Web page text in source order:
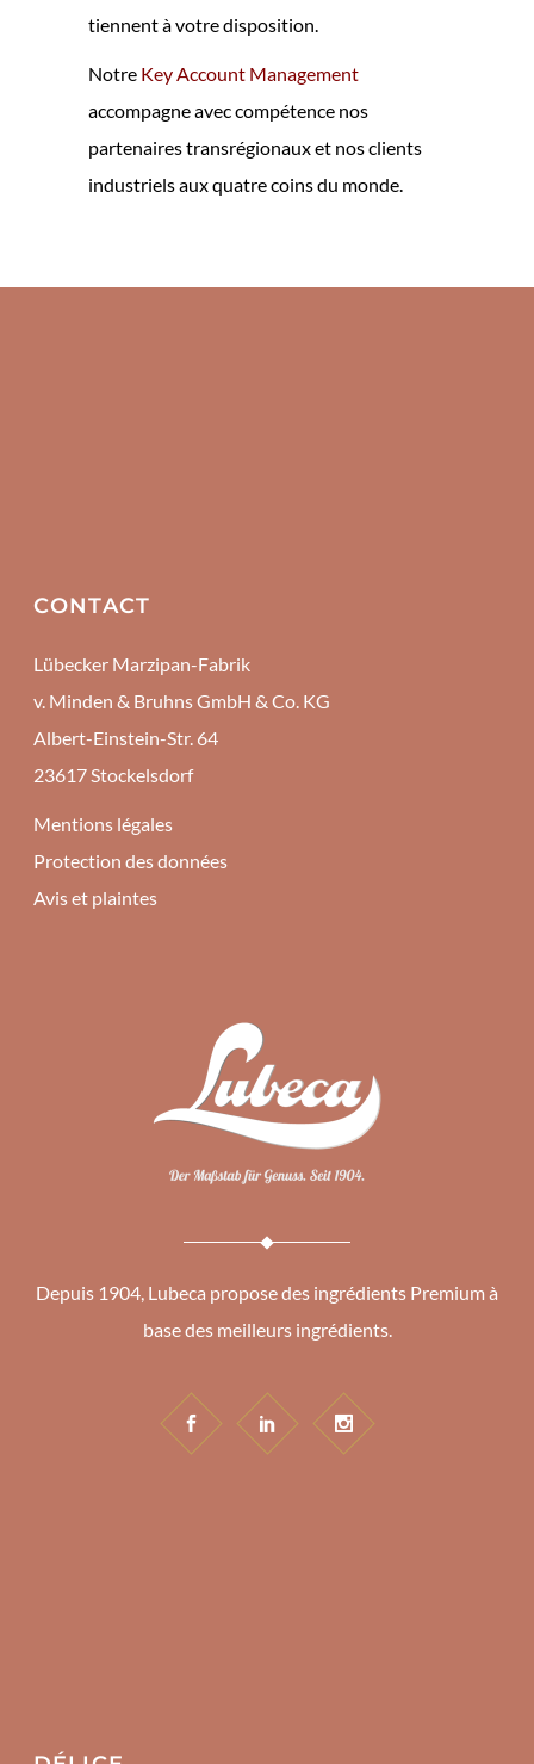
tiennent à votre disposition.
Notre Key Account Management
accompagne avec compétence nos
partenaires transrégionaux et nos clients
industriels aux quatre coins du monde.
CONTACT
Lübecker Marzipan-Fabrik
v. Minden & Bruhns GmbH & Co. KG
Albert-Einstein-Str. 64
23617 Stockelsdorf
Mentions légales
Protection des données
Avis et plaintes
Depuis 1904, Lubeca propose des ingrédients Premium à
base des meilleurs ingrédients.